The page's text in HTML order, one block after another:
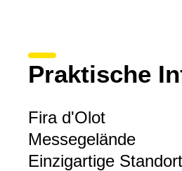
Praktische
Fira d'Olot
Messegelände
Einzigartige